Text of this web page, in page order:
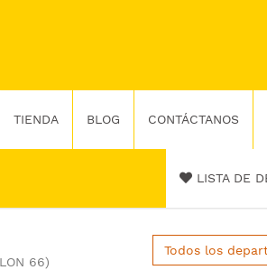
TIENDA BLOG CONTÁCTANOS
LISTA DE
66)
Todos los